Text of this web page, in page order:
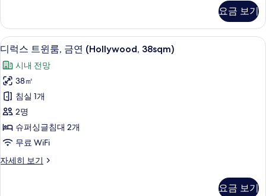
Bathroom,
Floor
15-
16,38sqm)
사
진
모
두
보
트
윈
룸,
금
연
(View
from
Bathroom,
Floor
15-
16,38sqm)
자
히
요금 보기
디
럭
스
트
윈
룸,
금
연
(Hollywood,
고급 침구, 객실 내 금고, 책상, 무료 WiFi
15
디럭스 트윈룸, 금연 (Hollywood, 38sqm)
시내 전망
38㎡
침실 1개
2명
슈퍼싱글침대 2개
무료 WiFi
자세히 보기
디
요금 보기